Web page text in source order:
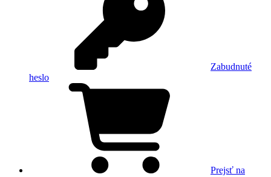
Zabudnuté
heslo
Prejsť na